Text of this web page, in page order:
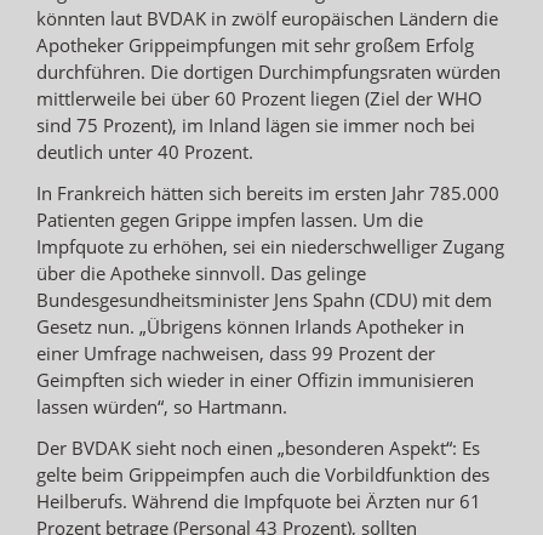
könnten laut BVDAK in zwölf europäischen Ländern die
Apotheker Grippeimpfungen mit sehr großem Erfolg
durchführen. Die dortigen Durchimpfungsraten würden
mittlerweile bei über 60 Prozent liegen (Ziel der WHO
sind 75 Prozent), im Inland lägen sie immer noch bei
deutlich unter 40 Prozent.
In Frankreich hätten sich bereits im ersten Jahr 785.000
Patienten gegen Grippe impfen lassen. Um die
Impfquote zu erhöhen, sei ein niederschwelliger Zugang
über die Apotheke sinnvoll. Das gelinge
Bundesgesundheitsminister Jens Spahn (CDU) mit dem
Gesetz nun. „Übrigens können Irlands Apotheker in
einer Umfrage nachweisen, dass 99 Prozent der
Geimpften sich wieder in einer Offizin immunisieren
lassen würden“, so Hartmann.
Der BVDAK sieht noch einen „besonderen Aspekt“: Es
gelte beim Grippeimpfen auch die Vorbildfunktion des
Heilberufs. Während die Impfquote bei Ärzten nur 61
Prozent betrage (Personal 43 Prozent), sollten